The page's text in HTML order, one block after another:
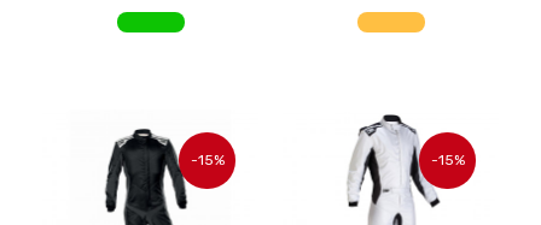
AGGIUNGI AL CARRELLO AGGIUNGI AL CARRELLO
-15% -15%